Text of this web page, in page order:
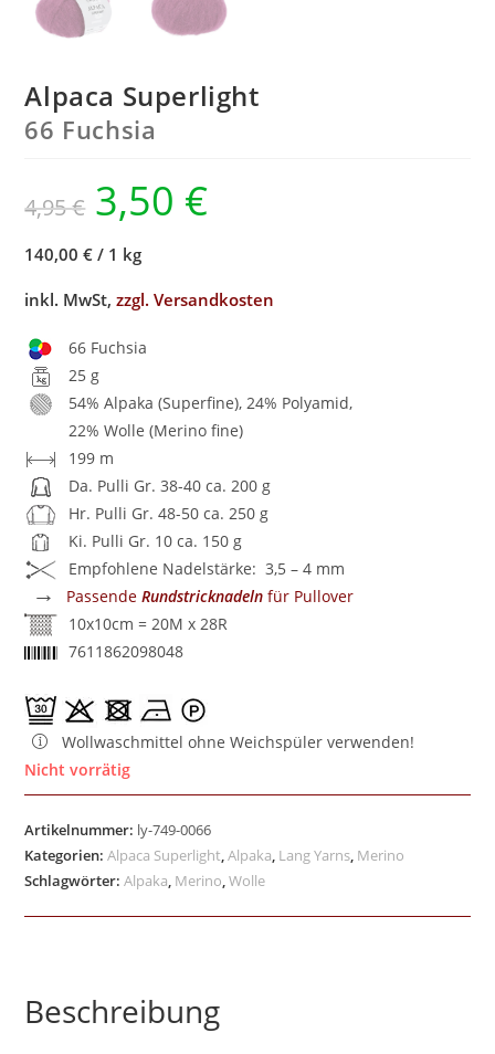
Alpaca Superlight
66 Fuchsia
4,95€ 3,50 €
140,00 € / 1 kg
inkl. MwSt,zzgl. Versandkosten
66 Fuchsia
25 g
54% Alpaka (Superfine), 24% Polyamid,
22% Wolle (Merino fine)
199 m
Da. Pulli Gr. 38-40 ca. 200 g
Hr. Pulli Gr. 48-50 ca. 250 g
Ki. Pulli Gr. 10 ca. 150 g
Empfohlene Nadelstärke: 3,5 – 4 mm
→ PassendeRundstricknadeln für Pullover
10x10cm = 20M x 28R
7611862098048
Wollwaschmittel ohne Weichspüler verwenden!
Nicht vorrätig
Artikelnummer: ly-749-0066
Kategorien:Alpaca Superlight ,Alpaka Lang Yarns Merino
Schlagwörter:Alpaka Merino ,Wolle
Beschreibung